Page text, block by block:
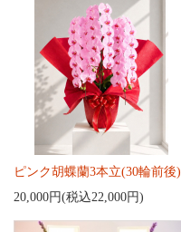
ピンク胡蝶蘭3本立(30輪前後)
20,000円(税込22,000円)